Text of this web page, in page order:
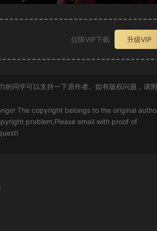
仅限VIP下载 升级VIP
同学可以支持一下原作者。如有版权问题，请
The copyright belongs to the original
problem,Please email with proof of